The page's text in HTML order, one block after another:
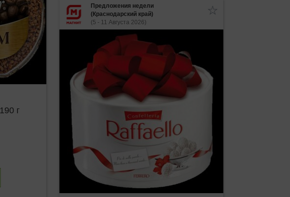
г
Предложения недели
(Краснодарский край)
(5 - 11 Августа 2026)